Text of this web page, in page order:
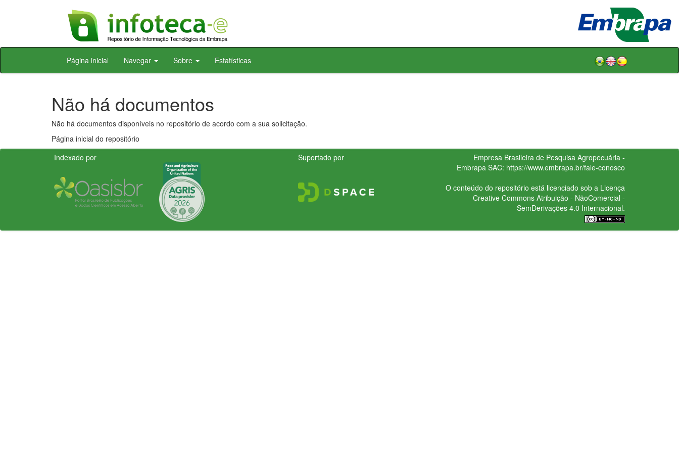
Skip
Página inicial Navegar Sobre Estatísticas
Não há documentos
Não há documentos disponíveis no repositório de acordo com a sua solicitação.
Página inicial do repositório
Indexado por
Suportado por
Empresa Brasileira de Pesquisa Agropecuária -
Embrapa SAC: https://www.embrapa.br/fale-conosco
O conteúdo do repositório está licenciado sob a Licença
Creative CommonsAtribuição - NãoComercial -
SemDerivações 4.0 Internacional.